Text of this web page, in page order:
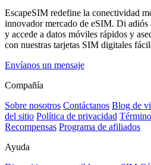
EscapeSIM redefine la conectividad
innovador mercado de eSIM. Di adiós
y accede a datos móviles rápidos y
con nuestras tarjetas SIM digitales
Envíanos un mensaje
Compañía
Sobre nosotros Contáctanos Blog de
del sitio Política de privacidad
Recompensas Programa de afiliados
Ayuda